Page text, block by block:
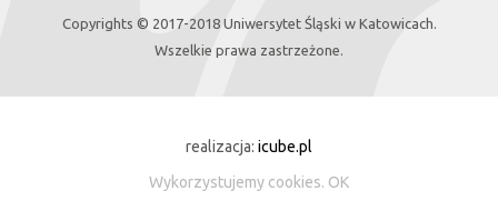
Copyrights © 2017-2018 Uniwersytet Śląski w Katowicach.
Wszelkie prawa zastrzeżone.
realizacja: icube.pl
Wykorzystujemy cookies. OK